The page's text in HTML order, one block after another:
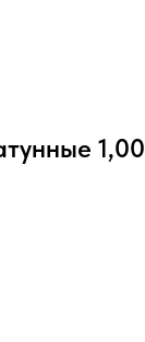
1,00